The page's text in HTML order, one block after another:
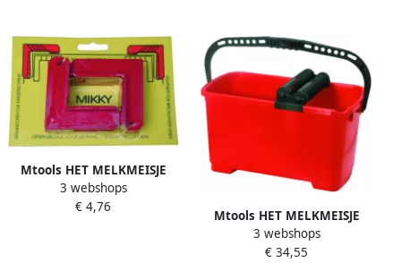
Mtools HET MELKMEISJE
Mikky opspanblokjes 2 st.
(draadspanner) |
3 webshops
€ 4,76
Mtools HET MELKMEISJE
Inwasemmer 25 ltr + wielen
en rollenset |
3 webshops
€ 34,55